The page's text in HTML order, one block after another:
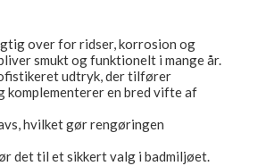
over for ridser, korrosion og
smukt og funktionelt i mange år.
udtryk, der tilfører
komplementerer en bred vifte af
hvilket gør rengøringen
det til et sikkert valg i badmiljøet.